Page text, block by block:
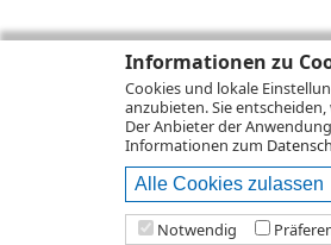
Informationen zu
Cookies und lokale
anzubieten. Sie
Der Anbieter der
Informationen zum
Alle Cookies zulassen
Notwendig